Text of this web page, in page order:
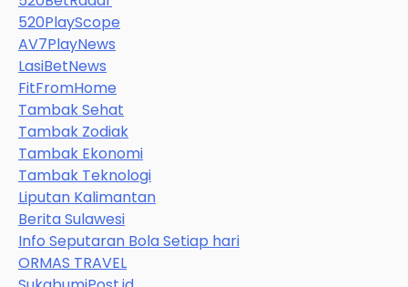
520PlayScope
AV7PlayNews
LasiBetNews
FitFromHome
Tambak Sehat
Tambak Zodiak
Tambak Ekonomi
Tambak Teknologi
Liputan Kalimantan
Berita Sulawesi
Info Seputaran Bola Setiap hari
ORMAS TRAVEL